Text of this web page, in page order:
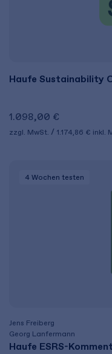
Haufe Sustainability
1.098,00 €
zzgl. MwSt. 1.174,86 € inkl.
4 Wochen testen
Jens Freiberg
Georg Lanfermann
Haufe ESRS-